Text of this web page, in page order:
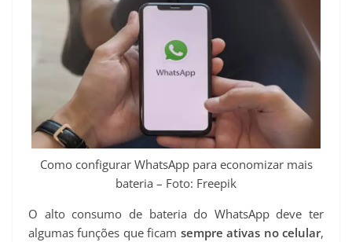
Como configurar WhatsApp para economizar mais
bateria – Foto: Freepik
O alto consumo de bateria do WhatsApp deve ter
algumas funções que ficam sempre ativas no celular,